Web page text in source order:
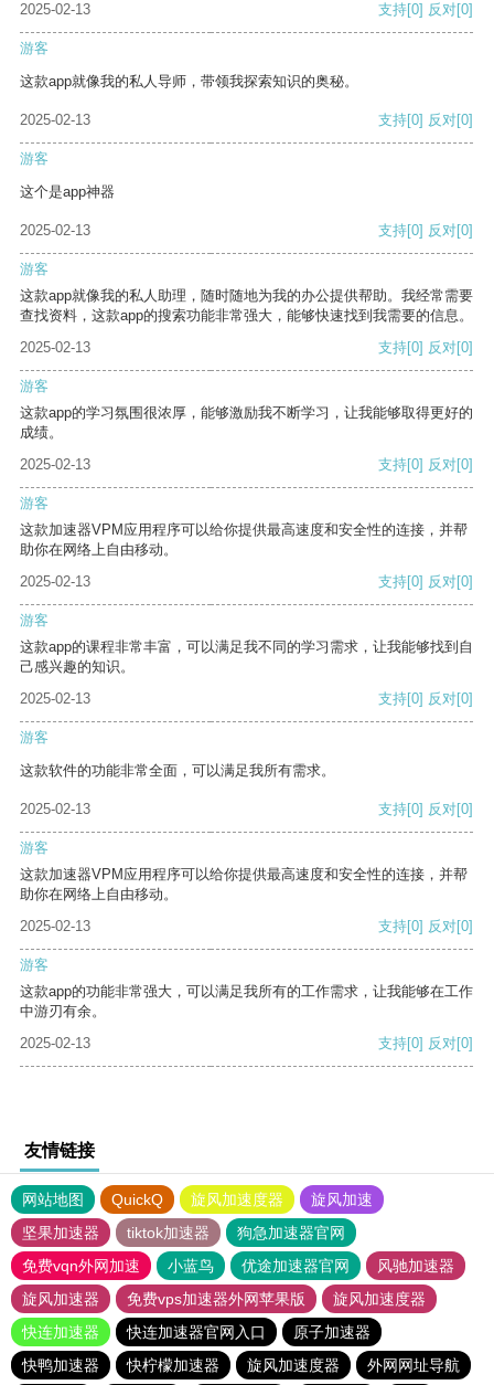
2025-02-13
支持[0] 反对[0]
游客
这款app就像我的私人导师，带领我探索知识的奥秘。
2025-02-13 支持[0] 反对[0]
游客
这个是app神器
2025-02-13 支持[0] 反对[0]
游客
这款app就像我的私人助理，随时随地为我的办公提供帮助。我经常需要
查找资料，这款app的搜索功能非常强大，能够快速找到我需要的信息。
2025-02-13
支持[0] 反对[0]
游客
这款app的学习氛围很浓厚，能够激励我不断学习，让我能够取得更好的
成绩。
2025-02-13
支持[0] 反对[0]
游客
这款加速器VPM应用程序可以给你提供最高速度和安全性的连接，并帮
助你在网络上自由移动。
2025-02-13
支持[0] 反对[0]
游客
这款app的课程非常丰富，可以满足我不同的学习需求，让我能够找到自
己感兴趣的知识。
2025-02-13
支持[0] 反对[0]
游客
这款软件的功能非常全面，可以满足我所有需求。
2025-02-13 支持[0] 反对[0]
游客
这款加速器VPM应用程序可以给你提供最高速度和安全性的连接，并帮
助你在网络上自由移动。
2025-02-13
支持[0] 反对[0]
游客
这款app的功能非常强大，可以满足我所有的工作需求，让我能够在工作
中游刃有余。
2025-02-13
支持[0] 反对[0]
友情链接
网站地图 QuickQ 旋风加速度器
旋风加速
坚果加速器
tiktok加速器
狗急加速器官网
免费vqn外网加速
小蓝鸟 优途加速器官网
风驰加速器
旋风加速器
免费vps加速器外网苹果版
旋风加速度器
快连加速器
快连加速器官网入口
原子加速器
快鸭加速器
快柠檬加速器 旋风加速度器 外网网址导航